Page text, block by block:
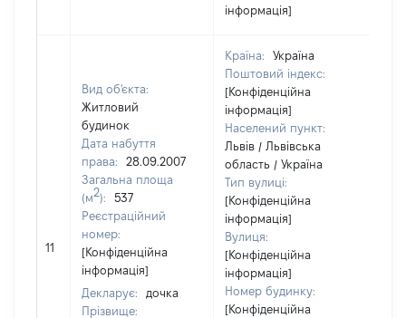
інформація]
11
Вид об'єкта:
Житловий
будинок
Дата набуття
права:
28.09.2007
Загальна площа
(м2):
537
Реєстраційний
номер:
[Конфіденційна
інформація]
Декларує:
дочка
Прізвище:
Країна:
Україна
Поштовий індекс:
[Конфіденційна
інформація]
Населений пункт:
Львів / Львівська
область / Україна
Тип вулиці:
[Конфіденційна
інформація]
Вулиця:
[Конфіденційна
інформація]
Номер будинку:
[Конфіденційна